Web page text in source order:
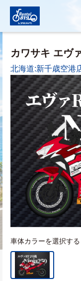
カワサキ エヴ
北海道:新千歳空港
車体カラーを選択する